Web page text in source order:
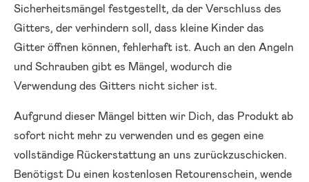
Sicherheitsmängel festgestellt, da der Verschluss des
Gitters, der verhindern soll, dass kleine Kinder das
Gitter öffnen können, fehlerhaft ist. Auch an den Angeln
und Schrauben gibt es Mängel, wodurch die
Verwendung des Gitters nicht sicher ist.
Aufgrund dieser Mängel bitten wir Dich, das Produkt ab
sofort nicht mehr zu verwenden und es gegen eine
vollständige Rückerstattung an uns zurückzuschicken.
Benötigst Du einen kostenlosen Retourenschein, wende